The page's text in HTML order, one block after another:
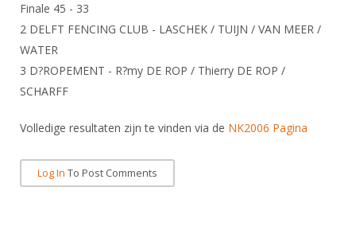
Finale 45 - 33
2 DELFT FENCING CLUB - LASCHEK / TUIJN / VAN MEER /
WATER
3 D?ROPEMENT - R?my DE ROP / Thierry DE ROP /
SCHARFF
Volledige resultaten zijn te vinden via de NK2006 Pagina
Log In To Post Comments